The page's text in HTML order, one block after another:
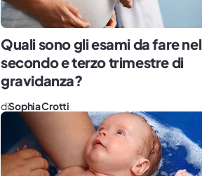
Quali sono gli esami da fare nel
secondo e terzo trimestre di
gravidanza?
diSophia Crotti